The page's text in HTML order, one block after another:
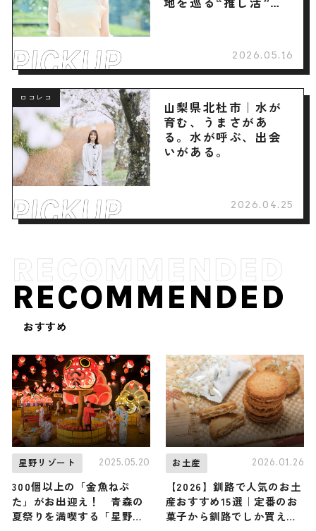
2026.05.16
ロコレコ
山梨県北杜市｜水が
育む、うまさがあ
る。水が呼ぶ、出会
いがある。
2026.04.25
RECOMMENDED
おすすめ
星野リゾート 2025.05.20
300個以上の「金魚ねぷ
た」がお出迎え！ 青森の
夏祭りを満喫する「星野リ
お土産 2026.01.26
【2026】釧路で人気のお土
産おすすめ15選｜定番のお
菓子から釧路でしか買えな